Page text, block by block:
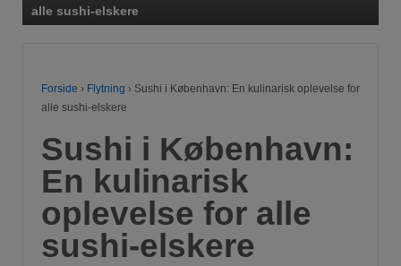
alle sushi-elskere
Forside › Flytning › Sushi i København: En kulinarisk oplevelse for
alle sushi-elskere
Sushi i København:
En kulinarisk
oplevelse for alle
sushi-elskere